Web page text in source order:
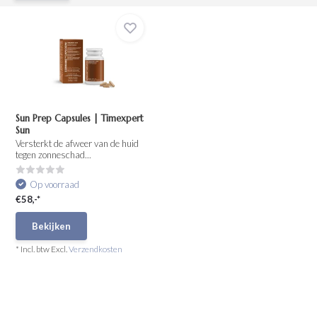
Sun Prep Capsules | Timexpert
Sun
Versterkt de afweer van de huid
tegen zonneschad...
Op voorraad
€58,-*
Bekijken
* Incl. btw Excl.Verzendkosten